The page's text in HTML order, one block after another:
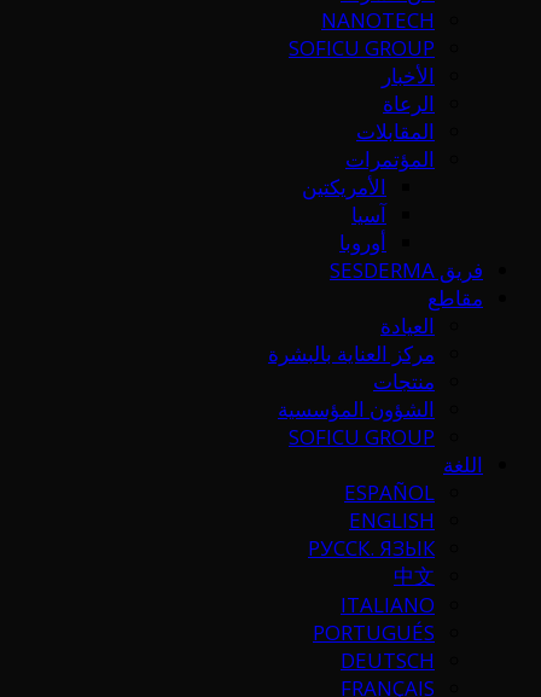
NANOTECH
SOFICU GROUP
الأخبار
الرعاة
المقابلات
المؤتمرات
الأمريكتين
آسيا
أوروبا
فريق SESDERMA
مقاطع
العيادة
مركز العناية بالبشرة
منتجات
الشؤون المؤسسية
SOFICU GROUP
اللغة
ESPAÑOL
ENGLISH
РУССК. ЯЗЫК
中文
ITALIANO
PORTUGUÉS
DEUTSCH
FRANÇAIS